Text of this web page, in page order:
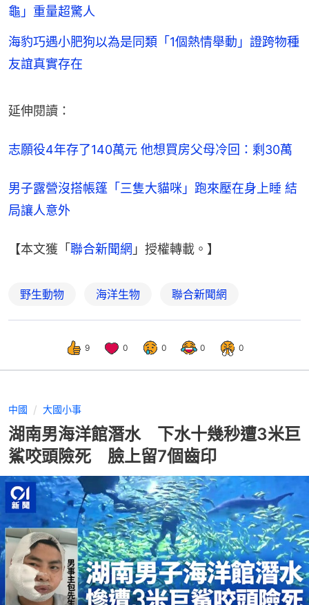
龜」重量超驚人
海豹巧遇小肥狗以為是同類「1個熱情舉動」證跨物種
友誼真實存在
延伸閱讀：
志願役4年存了140萬元 他想買房父母冷回：剩30萬
男子露營沒搭帳篷「三隻大貓咪」跑來壓在身上睡 結
局讓人意外
【本文獲「聯合新聞網 」授權轉載。】
野生動物 海洋生物 聯合新聞網
9 0 0 0 0
中國 大國小事
湖南男海洋館潛水 下水十幾秒遭3米巨
鯊咬頭險死 臉上留7個齒印